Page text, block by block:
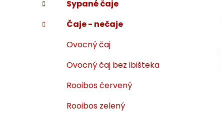
a
n
i
Sypané čaje
Čaje - nečaje
Ovocný čaj
Ovocný čaj bez ibišteka
Rooibos červený
Rooibos zelený